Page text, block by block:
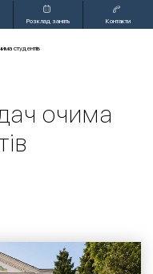
Розклад занять Контакти
студентів
очима